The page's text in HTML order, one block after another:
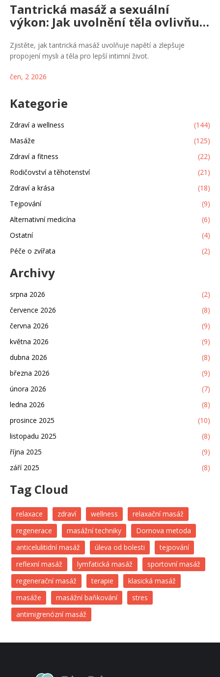
Tantrická masáž a sexuální
výkon: Jak uvolnění těla ovlivňuje
intimní život
Zjistěte, jak tantrická masáž uvolňuje napětí a zlepšuje
propojení mysli a těla pro lepší intimní život.
čen, 2 2026
Kategorie
Zdraví a wellness
(144)
Masáže
(125)
Zdraví a fitness
(22)
Rodičovství a těhotenství
(21)
Zdraví a krása
(18)
Tejpování
(9)
Alternativní medicína
(6)
Ostatní
(4)
Péče o zvířata
(2)
Archivy
srpna 2026
(2)
července 2026
(8)
června 2026
(9)
května 2026
(9)
dubna 2026
(8)
března 2026
(9)
února 2026
(7)
ledna 2026
(8)
prosince 2025
(10)
listopadu 2025
(8)
října 2025
(9)
září 2025
(8)
Tag Cloud
relaxace zdraví wellness
relaxační masáž
regenerace
masážní techniky
Dornova metoda
anticelulitidní masáž
úleva od bolesti
tejpování
reflexní masáž
lymfatická masáž
sportovní masáž
regenerační masáž
terapie
klasická masáž
masáže
masážní baňkování
stres
antimigrenózní masáž